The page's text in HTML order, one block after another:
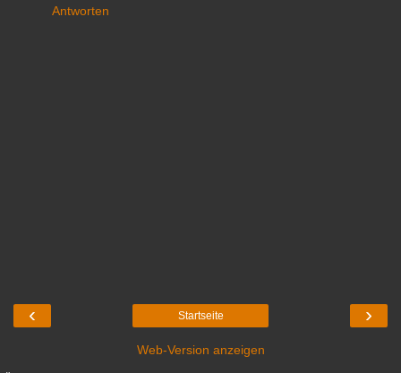
Antworten
‹ ›
Startseite
Web-Version anzeigen